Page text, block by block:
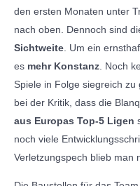
den ersten Monaten unter
nach oben. Dennoch sind
Sichtweite . Um ein
es mehr Konstanz . Noch
Spiele in Folge siegreich
bei der Kritik, dass die
aus Europas Top-5 Ligen
noch viele
Verletzungspech blieb man